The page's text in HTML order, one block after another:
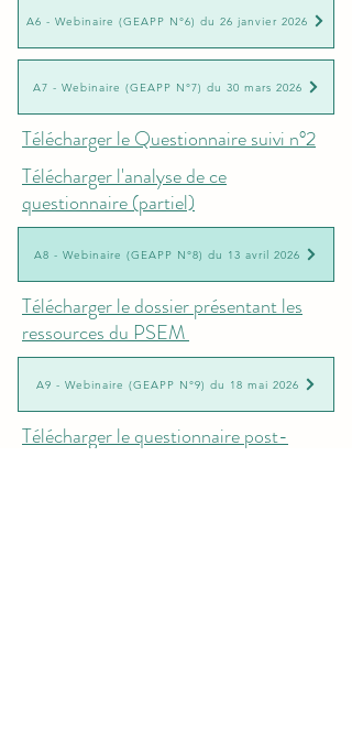
A6 - Webinaire (GEAPP N°6) du 26 janvier 2026
A7 - Webinaire (GEAPP N°7) du 30 mars 2026
Télécharger le Questionnaire suivi n°2
Télécharger l'analyse de ce
questionnaire (partiel)
A8 - Webinaire (GEAPP N°8) du 13 avril 2026
Télécharger le dossier présentant les
ressources du PSEM
A9 - Webinaire (GEAPP N°9) du 18 mai 2026
Télécharger le questionnaire post-